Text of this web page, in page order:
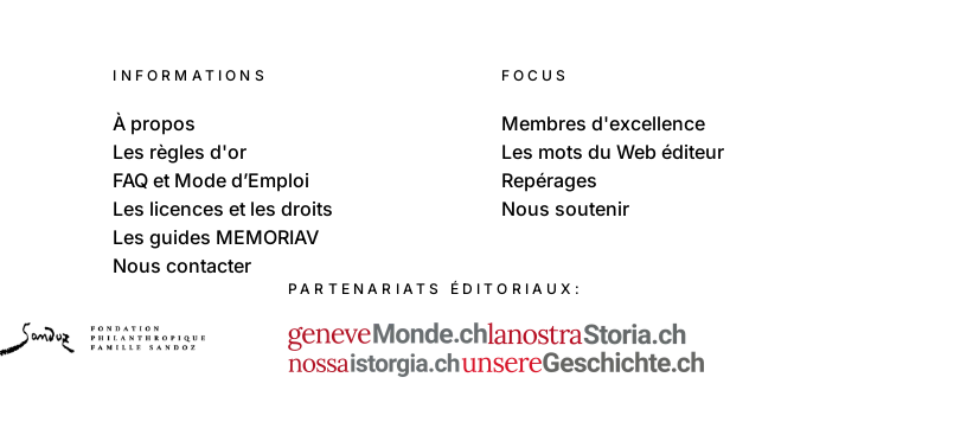
INFORMATIONS
À propos
Les règles d'or
FAQ et Mode d’Emploi
Les licences et les droits
Les guides MEMORIAV
Nous contacter
FOCUS
Membres d'excellence
Les mots du Web éditeur
Repérages
Nous soutenir
PARTENARIATS ÉDITORIAUX: